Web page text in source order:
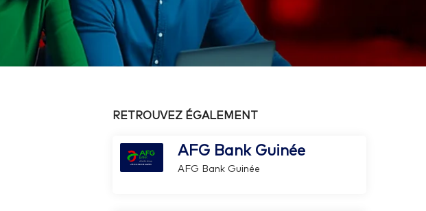
RETROUVEZ ÉGALEMENT
AFG Bank Guinée
AFG Bank Guinée